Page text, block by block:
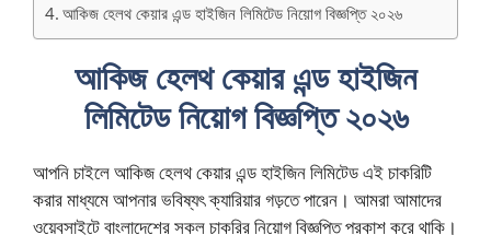
আকিজ হেলথ কেয়ার এন্ড হাইজিন লিমিটেড নিয়োগ বিজ্ঞপ্তি ২০২৬
আকিজ হেলথ কেয়ার এন্ড হাইজিন
লিমিটেড নিয়োগ বিজ্ঞপ্তি ২০২৬
আপনি চাইলে আকিজ হেলথ কেয়ার এন্ড হাইজিন লিমিটেড এই চাকরিটি
করার মাধ্যমে আপনার ভবিষ্যৎ ক্যারিয়ার গড়তে পারেন। আমরা আমাদের
ওয়েবসাইটে বাংলাদেশের সকল চাকরির নিয়োগ বিজ্ঞপ্তি প্রকাশ করে থাকি।